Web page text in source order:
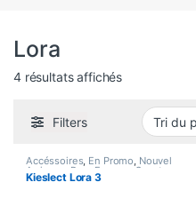
Lora
4 résultats affichésTrié du plus
Filters
Accéssoires, En Promo, Nouvel
Arrivage ,Pour Femme Smart
Watch
Kieslect Lora 3